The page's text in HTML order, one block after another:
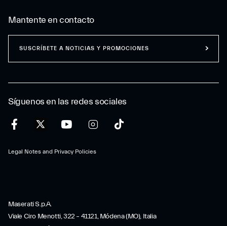
Síguenos en las redes sociales
Legal Notes and Privacy Policies
Mantente en contacto
SUSCRÍBETE A NOTICIAS Y PROMOCIONES
Maserati S.p.A.
Viale Ciro Menotti, 322 – 41121, Módena (MO), Italia